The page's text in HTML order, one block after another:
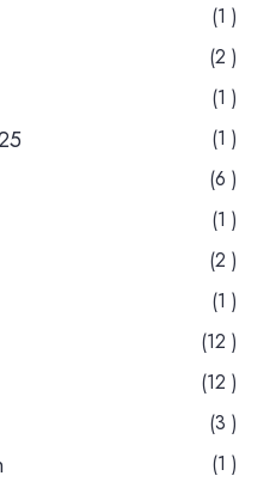
(1 )
(2 )
(1 )
(1 )
(6 )
(1 )
(2 )
(1 )
(12 )
(12 )
(3 )
(1 )